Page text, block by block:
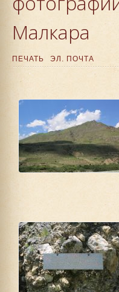
Малкара
ПЕЧАТЬ ЭЛ. ПОЧТА